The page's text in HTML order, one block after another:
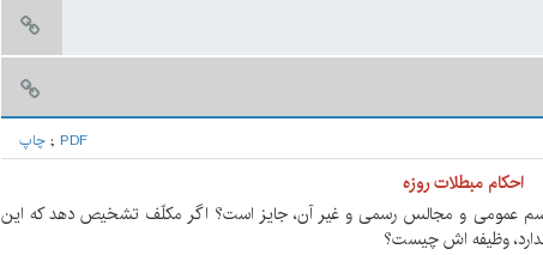
چاپ ; PDF
احکام مبطلات روزه
مراسم عمومی و مجالس رسمی و غیر آن، جایز است؟ اگر مکلّف تشخیص دهد که این
ندارد، وظیفه اش چیست؟